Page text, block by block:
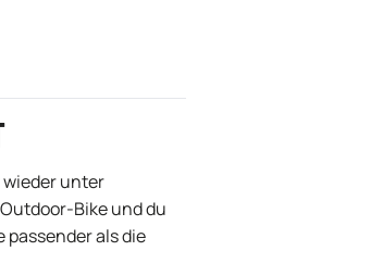
unter
Bike und du
als die